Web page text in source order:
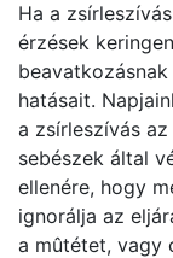
Ha a
érzések
hatásait.
a zsírleszívás
sebészek által
ellenére, hogy
ignorálja az
a mûtétet, vagy